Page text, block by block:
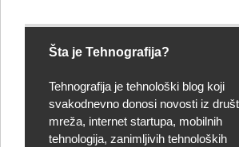
Šta je Tehnografija?
Tehnografija je tehnološki blog koji
svakodnevno donosi novosti iz
mreža, internet startupa, mobilnih
tehnologija, zanimljivih tehnoloških